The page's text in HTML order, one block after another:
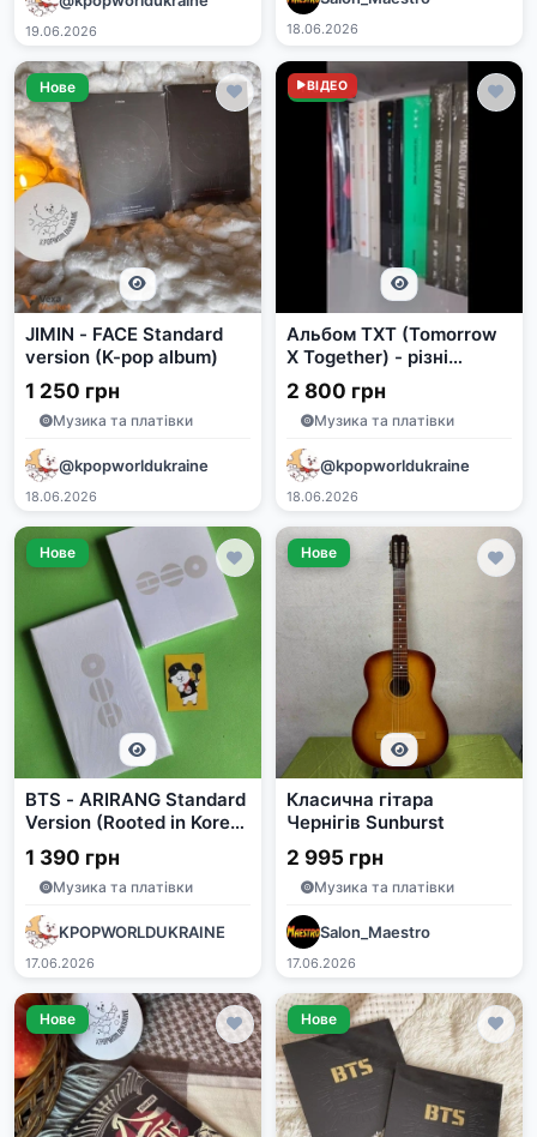
19.06.2026 18.06.2026
Нове
JIMIN - FACE Standard
version (K-pop album)
1 250 грн
Музика та платівки
@kpopworldukraine
18.06.2026
Нове
ВІДЕО
Альбом TXT (Tomorrow
X Together) - різні
видання
2 800 грн
Музика та платівки
@kpopworldukraine
18.06.2026
Нове
BTS - ARIRANG Standard
Version (Rooted in Korea
Ver.)
1 390 грн
Музика та платівки
KPOPWORLDUKRAINE
17.06.2026
Нове
Класична гітара
Чернігів Sunburst
2 995 грн
Музика та платівки
Salon_Maestro
17.06.2026
Нове Нове